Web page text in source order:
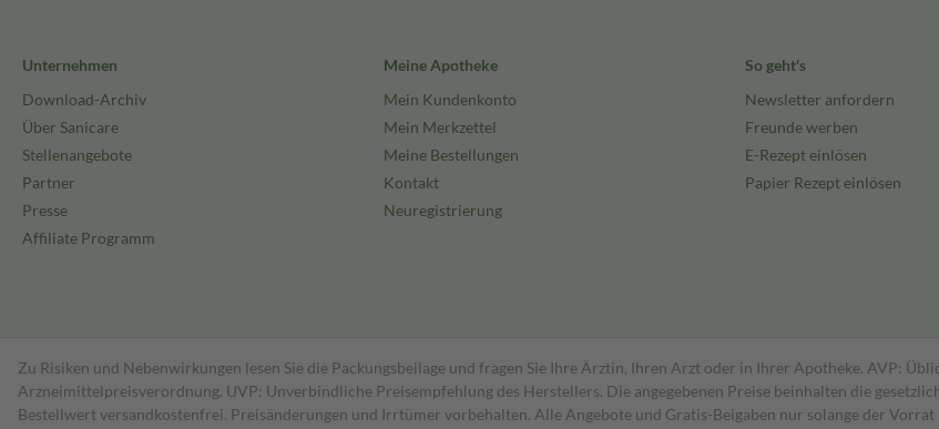
Unternehmen
Download-Archiv
Über Sanicare
Stellenangebote
Partner
Presse
Affiliate Programm
Meine Apotheke
Mein Kundenkonto
Mein Merkzettel
Meine Bestellungen
Kontakt
Neuregistrierung
So geht's
Newsletter anfordern
Freunde werben
E-Rezept einlösen
Papier Rezept einlösen
Zu Risiken und Nebenwirkungen lesen Sie die Packungsbeilage und fragen Sie Ihre Ärztin, Ihren Arzt oder in Ihrer Apotheke. AVP:
Arzneimittelpreisverordnung. UVP: Unverbindliche Preisempfehlung des Herstellers. Die angegebenen Preise beinhalten die
Bestell­wert versand­kosten­frei. Preisänderungen und Irrtümer vorbehalten. Alle Angebote und Gratis-Beigaben nur solange der Vorrat